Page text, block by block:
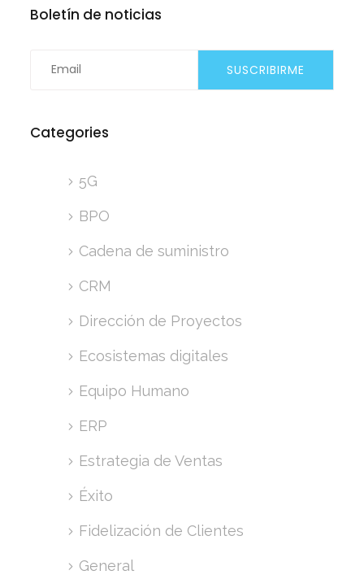
Boletín de noticias
Categories
5G
BPO
Cadena de suministro
CRM
Dirección de Proyectos
Ecosistemas digitales
Equipo Humano
ERP
Estrategia de Ventas
Éxito
Fidelización de Clientes
General